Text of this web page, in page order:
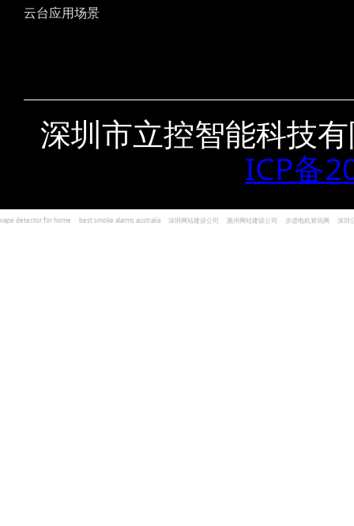
云台应用场景
深圳市立控智能科技
ICP备
vape detector for home best smoke alarms australia 深圳网站建设公司 惠州网站建设公司 步进电机资讯网 深圳